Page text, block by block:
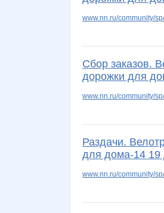
www.nn.ru/community/
Сбор заказов.
дорожки для
www.nn.ru/community/
Раздачи.
для дома-14 19
www.nn.ru/community/